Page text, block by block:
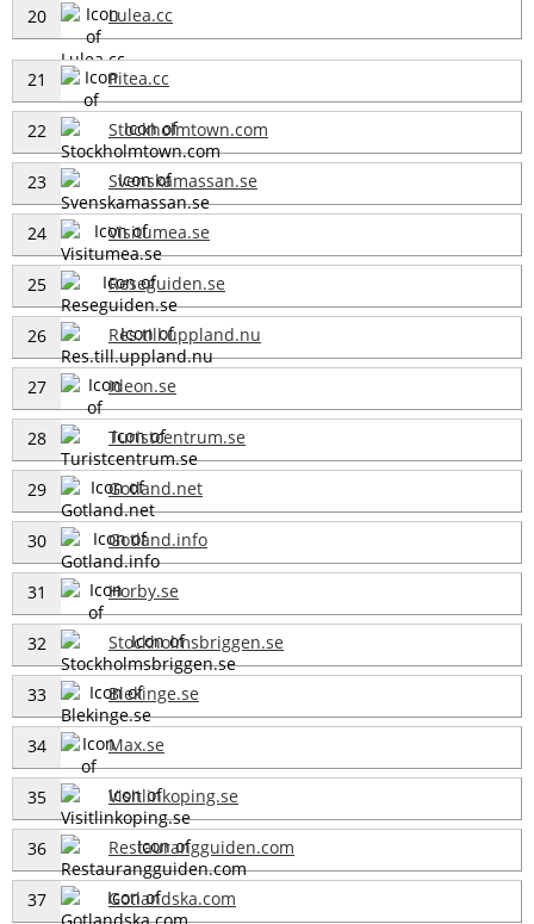
20 Lulea.cc
21 Pitea.cc
22 Stockholmtown.com
23 Svenskamassan.se
24 Visitumea.se
25 Reseguiden.se
26 Res.till.uppland.nu
27 Ideon.se
28 Turistcentrum.se
29 Gotland.net
30 Gotland.info
31 Horby.se
32 Stockholmsbriggen.se
33 Blekinge.se
34 Max.se
35 Visitlinkoping.se
36 Restaurangguiden.com
37 Gotlandska.com